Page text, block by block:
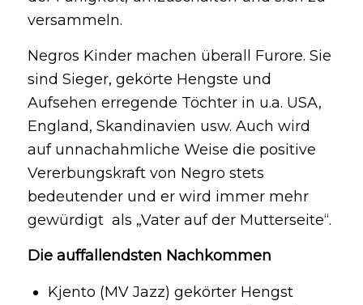
versammeln.
Negros Kinder machen überall Furore. Sie
sind Sieger, gekörte Hengste und
Aufsehen erregende Töchter in u.a. USA,
England, Skandinavien usw. Auch wird
auf unnachahmliche Weise die positive
Vererbungskraft von Negro stets
bedeutender und er wird immer mehr
gewürdigt als „Vater auf der Mutterseite“.
Die auffallendsten Nachkommen
Kjento (MV Jazz) gekörter Hengst